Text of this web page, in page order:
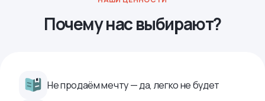
Почему нас выбирают?
Не продаём мечту — да, легко не будет